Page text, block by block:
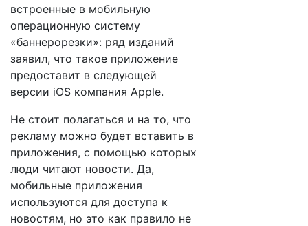
встроенные в мобильную
операционную систему
«баннерорезки»: ряд изданий
заявил, что такое приложение
предоставит в следующей
версии iOS компания Apple.
Не стоит полагаться и на то, что
рекламу можно будет вставить в
приложения, с помощью которых
люди читают новости. Да,
мобильные приложения
используются для доступа к
новостям, но это как правило не